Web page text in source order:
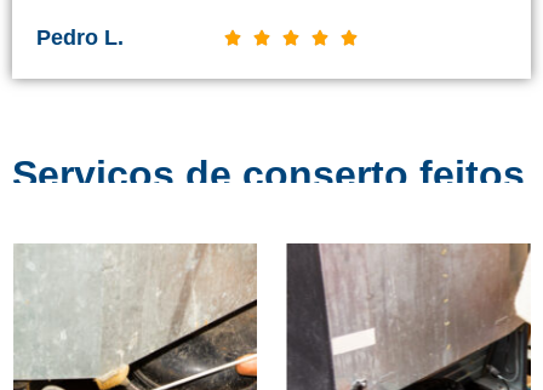
d
o
o
5
Pedro L.     C
s
c
a
d
Serviços de conserto feitos